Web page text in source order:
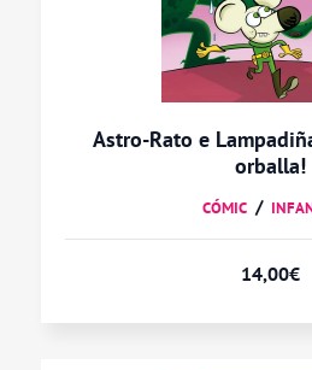
Astro-Rato e
orballa!
CÓMIC
14,00€